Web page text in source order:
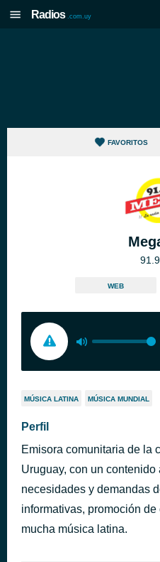
Radios .com.uy
FAVORITOS
WEB
MÚSICA LATINA MÚSICA MUNDIAL
Perfil
Emisora comunitaria de la
Uruguay, con un contenido
necesidades y demandas
informativas, promoción
mucha música latina.